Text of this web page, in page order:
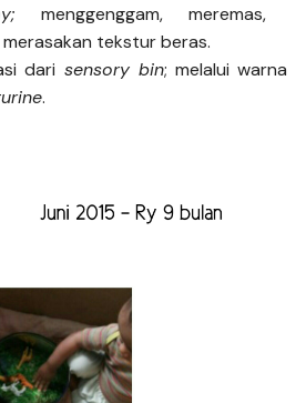
menggenggam, meremas,
tekstur beras.
dari sensory bin; melalui warna
.